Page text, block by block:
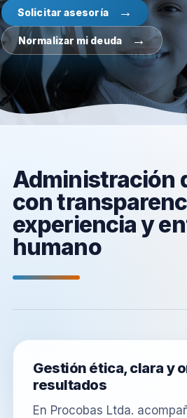
Solicitar asesoría
Normalizar mi deuda
Administración
con
experiencia y
humano
Gestión ética, clara y
resultados
En Procobas Ltda.